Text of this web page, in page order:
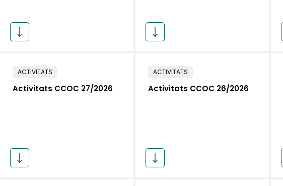
ACTIVITATS
Activitats CCOC 27/2026
ACTIVITATS
Activitats CCOC 26/2026